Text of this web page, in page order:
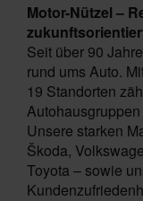
Motor-Nützel –
Seit über 90
rund ums Auto.
19 Standorten
Unsere starken
Škoda,
Toyota – sowie